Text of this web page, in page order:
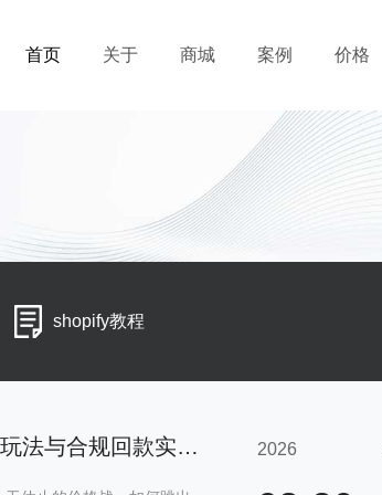
首页 关于 商城 案例 价格
shopify教程
跨境独立站 POD 个性化定制新玩法与合规回款实操指南 2026